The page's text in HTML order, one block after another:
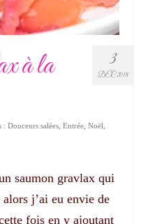
3
DÉC 2018
à la
: Douceurs salées Entrée Noël
saumon gravlax qui
j’ai eu envie de
fois en y ajoutant